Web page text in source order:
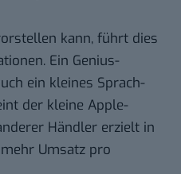
kann, führt dies
Ein Genius-
ein kleines Sprach-
der kleine Apple-
Händler erzielt in
mehr Umsatz pro